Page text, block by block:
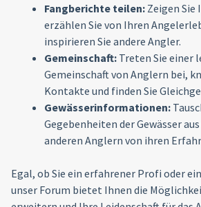
Fangberichte teilen:Zeigen Sie
erzählen Sie von Ihren
inspirieren Sie andere Angler.
Gemeinschaft:Treten Sie einer
Gemeinschaft von Anglern bei,
Kontakte und finden Sie
Gewässerinformationen:
Gegebenheiten der Gewässer
anderen Anglern von ihren
Egal, ob Sie ein erfahrener Profi oder
unser Forum bietet Ihnen die